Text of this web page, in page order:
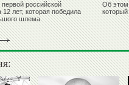
российской
12 лет, которая победила
шлема.
Об этом